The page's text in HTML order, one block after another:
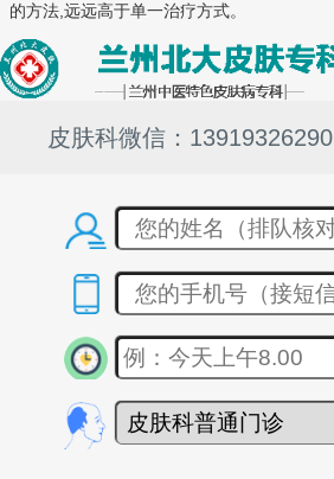
的方法,远远高于单一治疗方式。
皮肤科微信：13919326290